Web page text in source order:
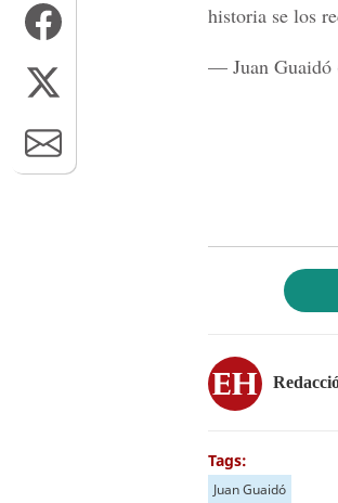
historia se los
— Juan Guaidó
Tags:
Juan Guaidó